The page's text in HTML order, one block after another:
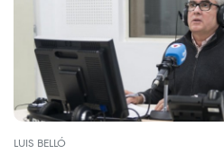
LUIS BELLÓ